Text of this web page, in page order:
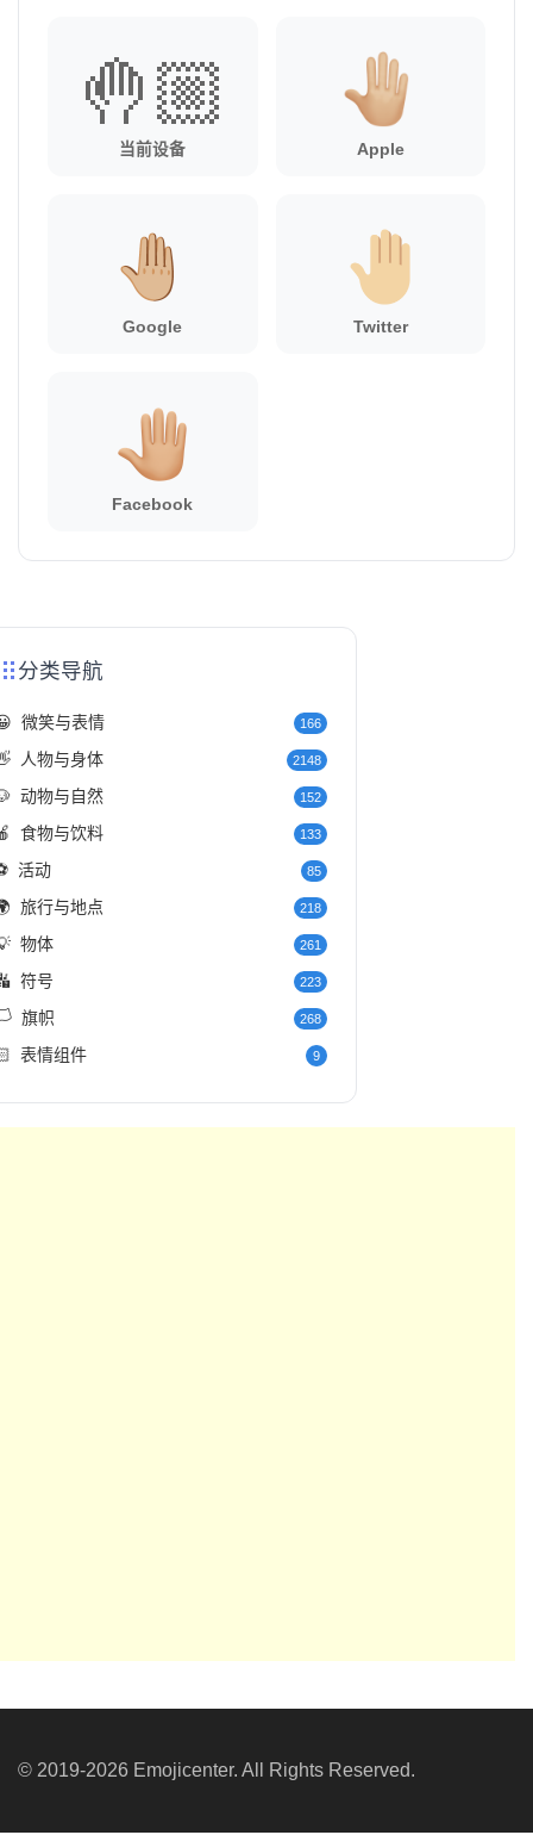
🤚🏼
当前设备 Apple
Google Twitter
Facebook
分类导航
微笑与表情 166
人物与身体 2148
动物与自然 152
食物与饮料 133
活动 85
旅行与地点 218
物体 261
符号 223
旗帜 268
表情组件 9
© 2019-2026 Emojicenter. All Rights Reserved.